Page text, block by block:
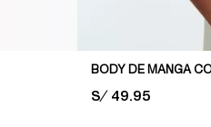
BODY DE MANGA
PRICE:
S/ 49.95